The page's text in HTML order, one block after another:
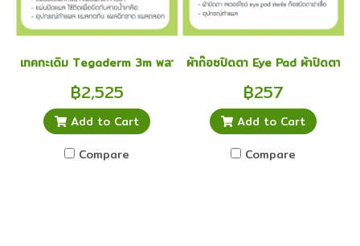
เทคกะเดิม Tegaderm 3m พลาสเตอร์ฟิล์ม Tegaderm film
฿2,525
Add to Cart
Compare
ผ้าก๊อซปิดตา Eye Pad ผ้าปิดตา
฿257
Add to Cart
Compare